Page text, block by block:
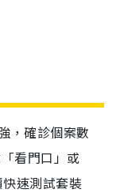
，確診個案數
看門口」或
速測試套裝